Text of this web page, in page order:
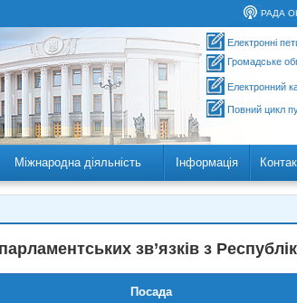
РАДА
Електронні
Громадське
Електронний
Повний цикл
Міжнародна діяльність Інформація
зв’язків з
Посада